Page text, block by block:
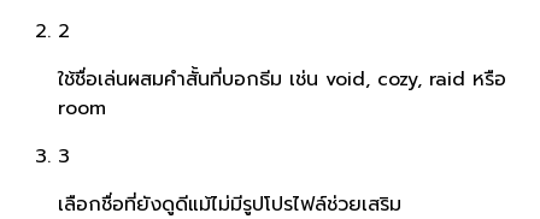
2
ใช้ชื่อเล่นผสมคำสั้นที่บอกธีม เช่น void, cozy, raid หรือ
room
3
เลือกชื่อที่ยังดูดีแม้ไม่มีรูปโปรไฟล์ช่วยเสริม